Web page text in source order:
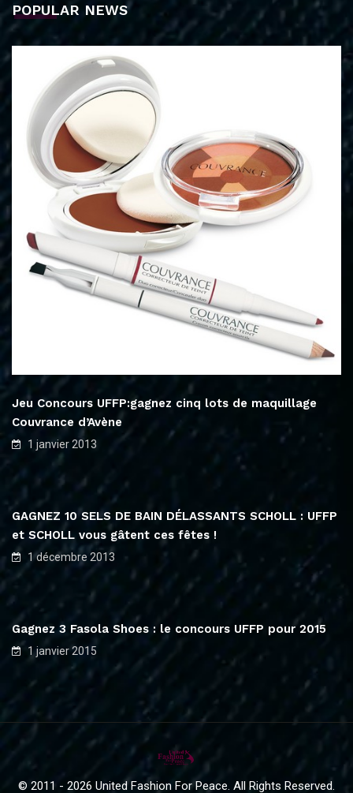
POPULAR NEWS
Jeu Concours UFFP:gagnez cinq lots de maquillage
Couvrance d’Avène
1 janvier 2013
GAGNEZ 10 SELS DE BAIN DÉLASSANTS SCHOLL : UFFP
et SCHOLL vous gâtent ces fêtes !
1 décembre 2013
Gagnez 3 Fasola Shoes : le concours UFFP pour 2015
1 janvier 2015
© 2011 - 2026 United Fashion For Peace. All Rights Reserved.